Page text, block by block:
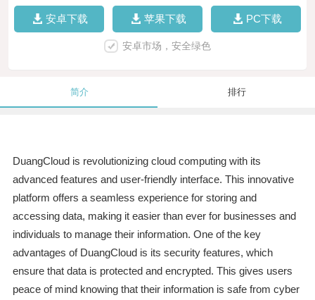
安卓下载 苹果下载 PC下载
安卓市场，安全绿色
简介 排行
DuangCloud is revolutionizing cloud computing with its
advanced features and user-friendly interface. This innovative
platform offers a seamless experience for storing and
accessing data, making it easier than ever for businesses and
individuals to manage their information. One of the key
advantages of DuangCloud is its security features, which
ensure that data is protected and encrypted. This gives users
peace of mind knowing that their information is safe from cyber